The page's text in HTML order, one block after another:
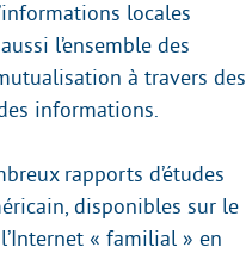
locales
l’ensemble des
à travers des
informations.
rapports d’études
disponibles sur le
« familial » en